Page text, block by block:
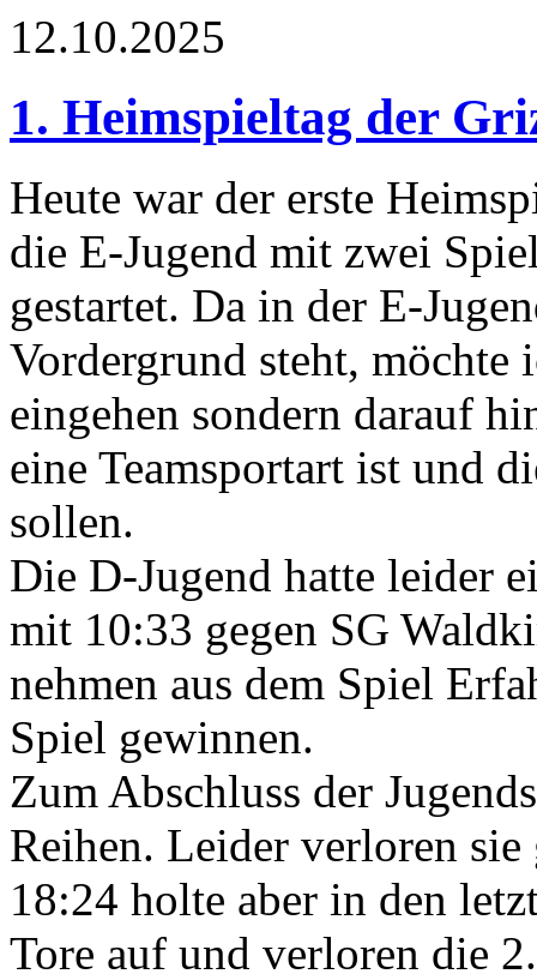
12.10.2025
1. Heimspieltag der
Heute war der erste
die E-Jugend mit zwei
gestartet. Da in der E-
Vordergrund steht, möchte
eingehen sondern darauf
eine Teamsportart ist und
sollen.
Die D-Jugend hatte leider
mit 10:33 gegen SG
nehmen aus dem Spiel
Spiel gewinnen.
Zum Abschluss der
Reihen. Leider verloren
18:24 holte aber in den
Tore auf und verloren die